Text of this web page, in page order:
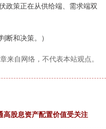
策正在从供给端、需求端双
和决策。）
来自网络，不代表本站观点。
股息资产配置价值受关注